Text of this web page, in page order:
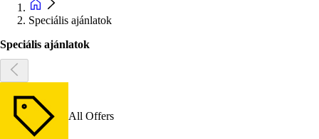
Speciális ajánlatok
Speciális ajánlatok
All Offers